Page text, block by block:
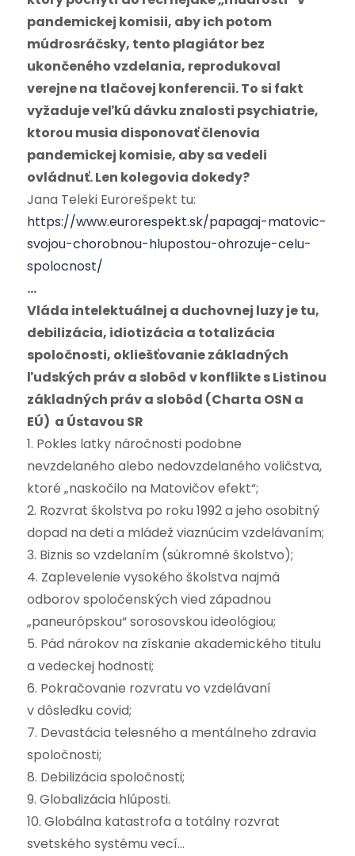
pandemickej komisii, aby ich potom
múdrosráčsky, tento plagiátor bez
ukončeného vzdelania, reprodukoval
verejne na tlačovej konferencii. To si fakt
vyžaduje veľkú dávku znalosti psychiatrie,
ktorou musia disponovať členovia
pandemickej komisie, aby sa vedeli
ovládnuť. Len kolegovia dokedy?
Jana Teleki Eurorešpekt tu:
https://www.eurorespekt.sk/papagaj-matovic-
svojou-chorobnou-hlupostou-ohrozuje-celu-
spolocnost/
…
Vláda intelektuálnej a duchovnej luzy je tu,
debilizácia, idiotizácia a totalizácia
spoločnosti, okliešťovanie základných
ľudských práv a slobôd v konflikte s Listinou
základných práv a slobôd (Charta OSN a
EÚ) a Ústavou SR
1. Pokles latky náročnosti podobne
nevzdelaného alebo nedovzdelaného voličstva,
ktoré „naskočilo na Matovičov efekt“;
2. Rozvrat školstva po roku 1992 a jeho osobitný
dopad na deti a mládež viaznúcim vzdelávaním;
3. Biznis so vzdelaním (súkromné školstvo);
4. Zaplevelenie vysokého školstva najmä
odborov spoločenských vied západnou
„paneurópskou“ sorosovskou ideológiou;
5. Pád nárokov na získanie akademického titulu
a vedeckej hodnosti;
6. Pokračovanie rozvratu vo vzdelávaní
v dôsledku covid;
7. Devastácia telesného a mentálneho zdravia
spoločnosti;
8. Debilizácia spoločnosti;
9. Globalizácia hlúposti.
10. Globálna katastrofa a totálny rozvrat
svetského systému vecí…